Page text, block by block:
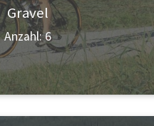
Gravel
Anzahl: 6